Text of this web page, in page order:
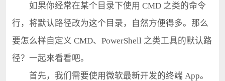
如果你经常在某个目录下使用 CMD 之类的命令
行，将默认路径改为这个目录，自然方便得多。那么
要怎么样自定义 CMD、PowerShell 之类工具的默认路
径？一起来看看吧。
首先，我们需要使用微软最新开发的终端 App。